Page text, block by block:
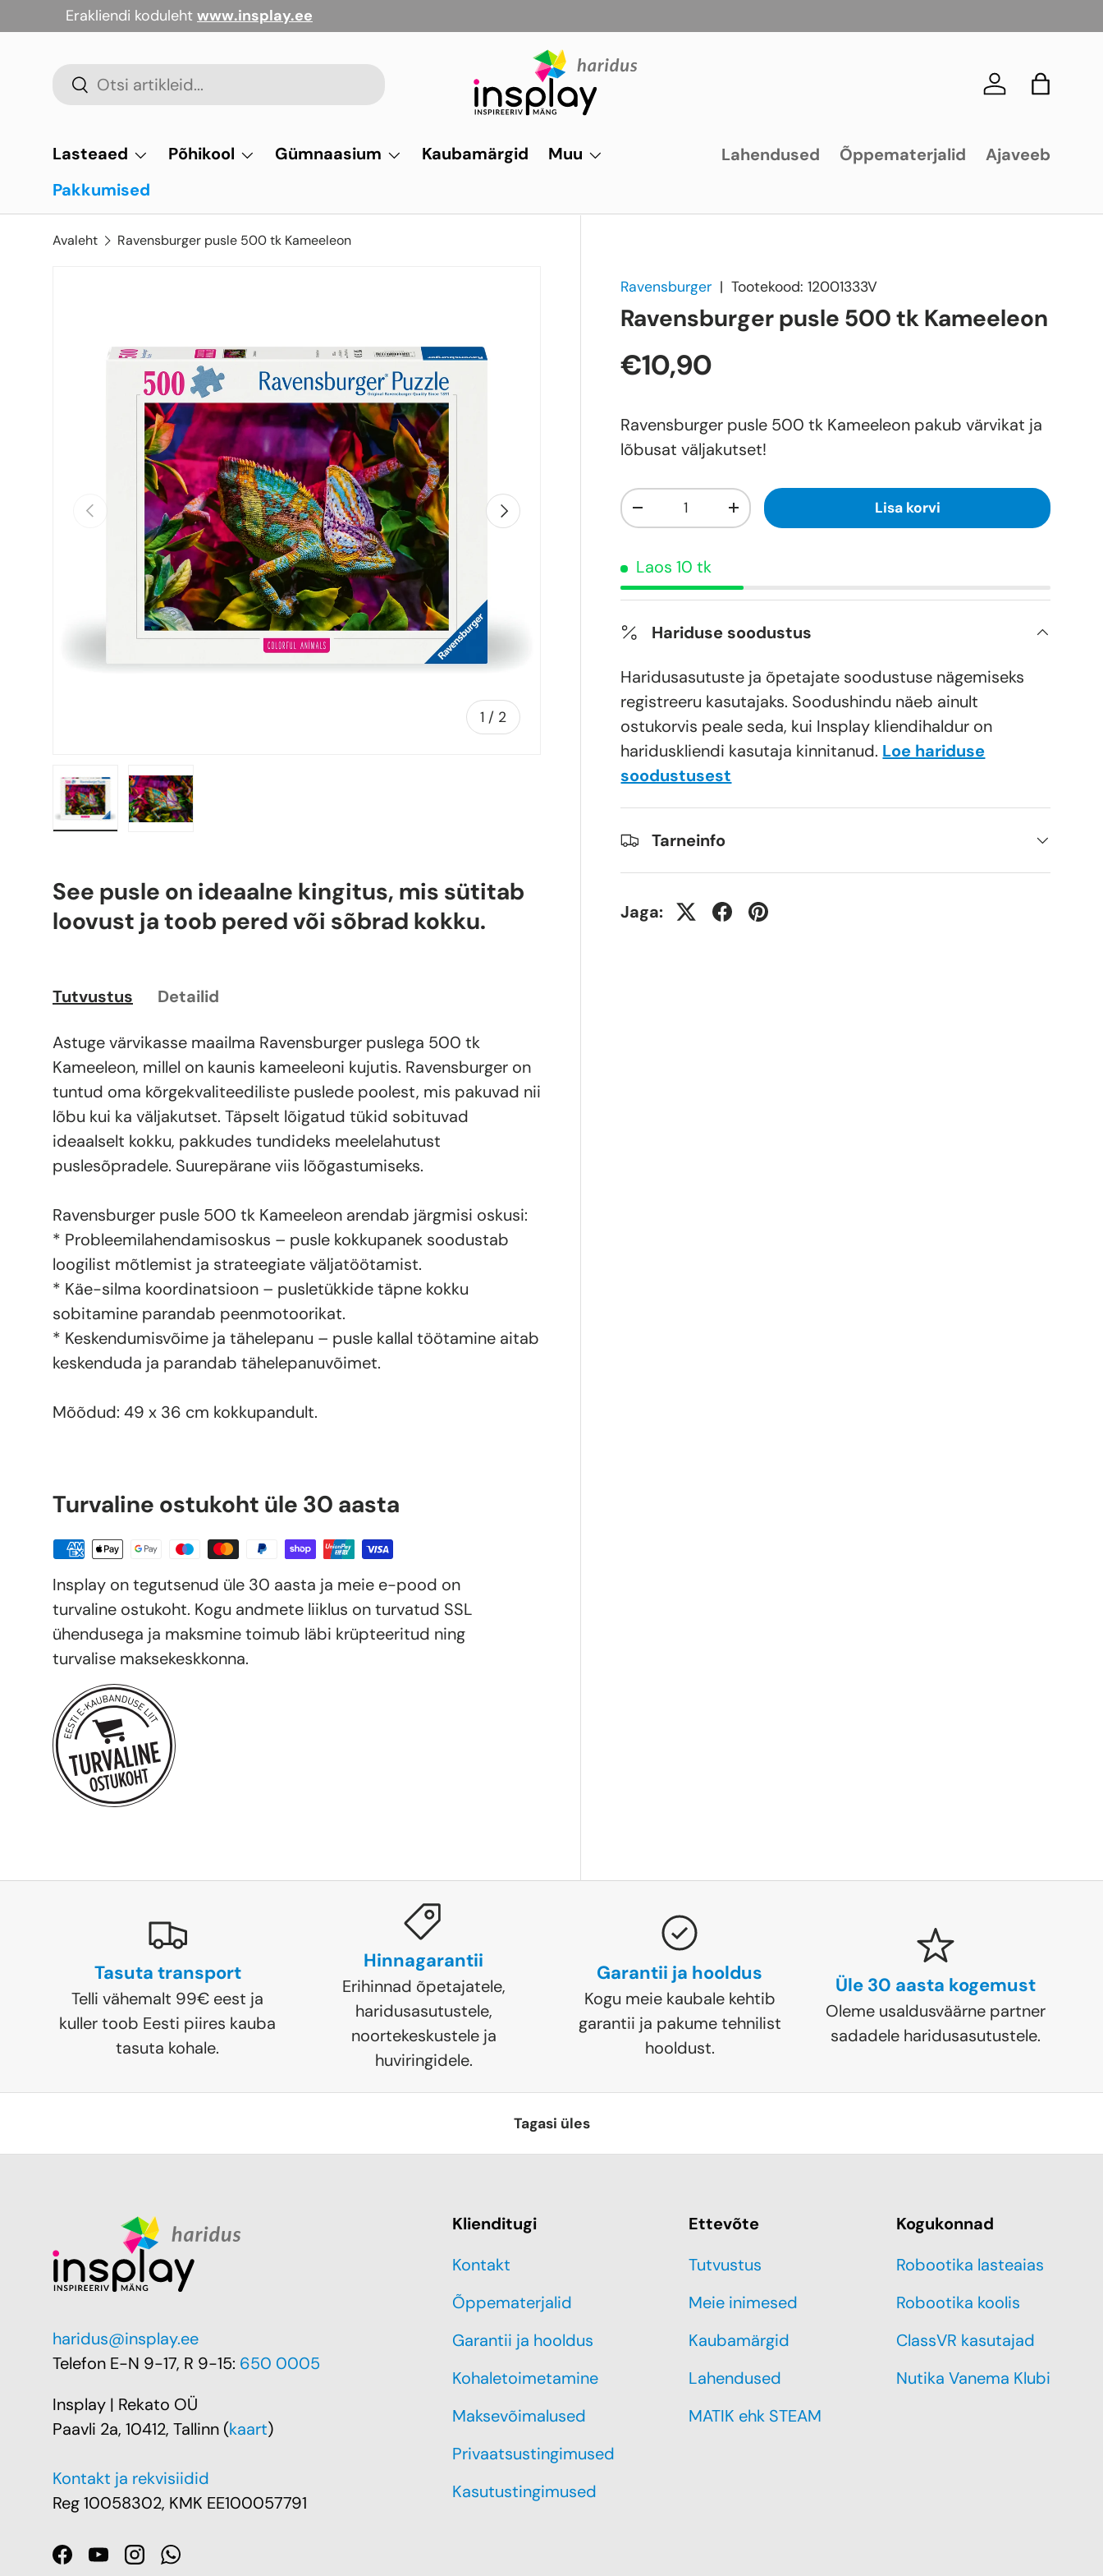
Jäta vahele
Erakliendi koduleht www.insplay.ee
Otsi
Otsi Logi sisse
Kott
Lasteaed Põhikool Gümnaasium Kaubamärgid
Muu
Pakkumised
Lahendused Õppematerjalid Ajaveeb
Avaleht Ravensburger pusle 500 tk Kameeleon
Eelmine
1 / of
2
Järgmine
Ravensburger |Tootekood: 12001333V
Ravensburger pusle 500 tk Kameeleon
€10,90
Ravensburger pusle 500 tk Kameeleon pakub värvikat ja
lõbusat väljakutset!
Kogus
+ Lisa korvi
Laos 10 tk
Hariduse soodustus
Haridusasutuste ja õpetajate soodustuse nägemiseks
registreeru kasutajaks. Soodushindu näeb ainult
ostukorvis peale seda, kui Insplay kliendihaldur on
hariduskliendi kasutaja kinnitanud. Loe hariduse
soodustusest
Tarneinfo
Jaga:
See pusle on ideaalne kingitus, mis sütitab
loovust ja toob pered või sõbrad kokku.
Tutvustus Detailid
Astuge värvikasse maailma Ravensburger puslega 500 tk
Kameeleon, millel on kaunis kameeleoni kujutis. Ravensburger on
tuntud oma kõrgekvaliteediliste puslede poolest, mis pakuvad nii
lõbu kui ka väljakutset. Täpselt lõigatud tükid sobituvad
ideaalselt kokku, pakkudes tundideks meelelahutust
puslesõpradele. Suurepärane viis lõõgastumiseks.
Ravensburger pusle 500 tk Kameeleon arendab järgmisi oskusi:
* Probleemilahendamisoskus – pusle kokkupanek soodustab
loogilist mõtlemist ja strateegiate väljatöötamist.
* Käe-silma koordinatsioon – pusletükkide täpne kokku
sobitamine parandab peenmotoorikat.
* Keskendumisvõime ja tähelepanu – pusle kallal töötamine aitab
keskenduda ja parandab tähelepanuvõimet.
Mõõdud: 49 x 36 cm kokkupandult.
Turvaline ostukoht üle 30 aasta
Insplay on tegutsenud üle 30 aasta ja meie e-pood on
turvaline ostukoht. Kogu andmete liiklus on turvatud SSL
ühendusega ja maksmine toimub läbi krüpteeritud ning
turvalise maksekeskkonna.
Tasuta transport
Telli vähemalt 99€ eest ja
kuller toob Eesti piires kauba
tasuta kohale.
Hinnagarantii
Erihinnad õpetajatele,
haridusasutustele,
noortekeskustele ja
huviringidele.
Garantii ja hooldus
Kogu meie kaubale kehtib
garantii ja pakume tehnilist
hooldust.
Üle 30 aasta kogemust
Oleme usaldusväärne partner
sadadele haridusasutustele.
Tagasi üles
haridus@insplay.ee
Telefon E-N 9-17, R 9-15: 650 0005
Insplay | Rekato OÜ
Paavli 2a, 10412, Tallinn (kaart)
Kontakt ja rekvisiidid
Reg 10058302, KMK EE100057791
Facebook
YouTubeInstagramWhatsApp
Klienditugi
Kontakt
Õppematerjalid
Garantii ja hooldus
Kohaletoimetamine
Maksevõimalused
Privaatsustingimused
Kasutustingimused
Ettevõte
Tutvustus
Meie inimesed
Kaubamärgid
Lahendused
MATIK ehk STEAM
Kogukonnad
Robootika lasteaias
Robootika koolis
ClassVR kasutajad
Nutika Vanema Klubi